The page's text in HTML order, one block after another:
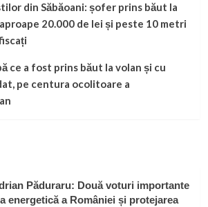
din Săbăoani: șofer prins băut la
20.000 de lei și peste 10 metri
ce a fost prins băut la volan și cu
pe centura ocolitoare a
Păduraru: Două voturi importante
energetică a României și protejarea